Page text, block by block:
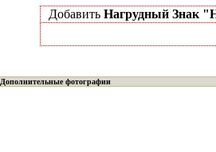
Добавить Нагрудный Знак
Дополнительные фотографии